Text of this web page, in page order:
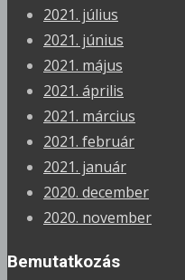
2021. július
2021. június
2021. május
2021. április
2021. március
2021. február
2021. január
2020. december
2020. november
Bemutatkozás